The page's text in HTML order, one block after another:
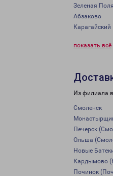
Зеленая
Абзаково
Карагайский
показать всё
Из филиала
Смоленск
Печерск
Ольша
Новые
Кардымово
Починок